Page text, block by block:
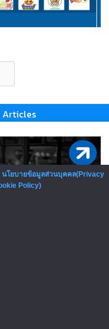
Articles
นโยบายข้อมูลส่วนบุคคล(Privacy
Policy)